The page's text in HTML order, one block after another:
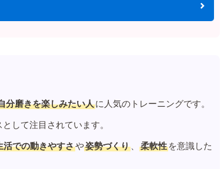
分磨きを楽しみたい人に人気のトレーニングです。
して注目されています。
活での動きやすさや姿勢づくり 、 柔軟性 を意識した